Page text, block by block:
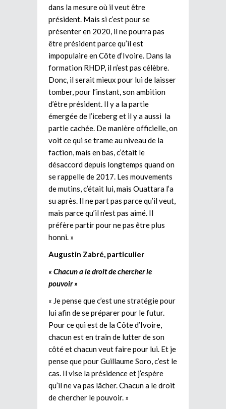
dans la mesure où il veut être
président. Mais si c’est pour se
présenter en 2020, il ne pourra pas
être président parce qu’il est
impopulaire en Côte d’Ivoire. Dans la
formation RHDP, il n’est pas célèbre.
Donc, il serait mieux pour lui de laisser
tomber, pour l’instant, son ambition
d’être président. Il y a la partie
émergée de l’iceberg et il y a aussi la
partie cachée. De manière officielle, on
voit ce qui se trame au niveau de la
faction, mais en bas, c’était le
désaccord depuis longtemps quand on
se rappelle de 2017. Les mouvements
de mutins, c’était lui, mais Ouattara l’a
su après. Il ne part pas parce qu’il veut,
mais parce qu’il n’est pas aimé. Il
préfère partir pour ne pas être plus
honni. »
Augustin Zabré, particulier
« Chacun a le droit de chercher le
pouvoir »
« Je pense que c’est une stratégie pour
lui afin de se préparer pour le futur.
Pour ce qui est de la Côte d’Ivoire,
chacun est en train de lutter de son
côté et chacun veut faire pour lui. Et je
pense que pour Guillaume Soro, c’est le
cas. Il vise la présidence et j’espère
qu’il ne va pas lâcher. Chacun a le droit
de chercher le pouvoir. »